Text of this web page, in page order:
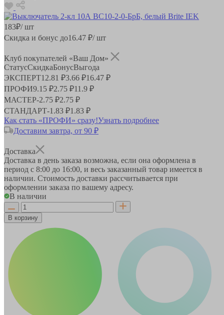
183₽/ шт
Скидка и бонус до16.47 ₽/ шт
Клуб покупателей «Ваш Дом»
СтатусСкидкаБонусВыгода
ЭКСПЕРТ12.81 ₽3.66 ₽16.47 ₽
ПРОФИ9.15 ₽2.75 ₽11.9 ₽
МАСТЕР-2.75 ₽2.75 ₽
СТАНДАРТ-1.83 ₽1.83 ₽
Как стать «ПРОФИ» сразу!Узнать подробнее
Доставим завтра, от 90 ₽
Доставка
Доставка в день заказа возможна, если она оформлена в
период с 8:00 до 16:00, и весь заказанный товар имеется в
наличии. Стоимость доставки рассчитывается при
оформлении заказа по вашему адресу.
В наличии
В корзину